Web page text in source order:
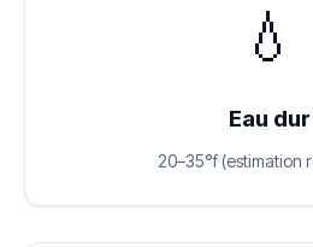
💧
Eau dur
20–35°f (estimation